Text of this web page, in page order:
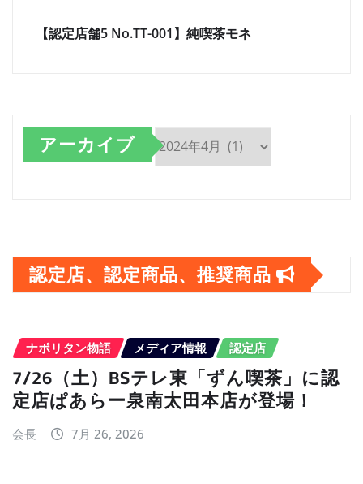
【認定店舗5 No.TT-001】純喫茶モネ
アーカイブ
イ
ブ
認定店、認定商品、推奨商品
ナポリタン物語 メディア情報 認定店
7/26（土）BSテレ東「ずん喫茶」に認
定店ぱあらー泉南太田本店が登場！
会長 7月 26, 2026